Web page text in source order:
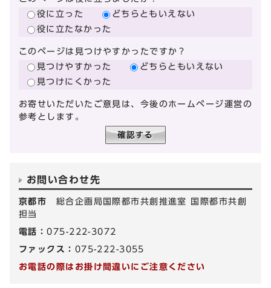
役に立った
どちらともいえない
役に立たなかった
このページは見つけやすかったですか？
見つけやすかった
どちらともいえない
見つけにくかった
お寄せいただいたご意見は、今後のホームページ運営の
参考とします。
お問い合わせ先
京都市 総合企画局国際都市共創推進室 国際都市共創
担当
電話：075-222-3072
ファックス： 075-222-3055
お電話の際はお掛け間違いにご注意ください